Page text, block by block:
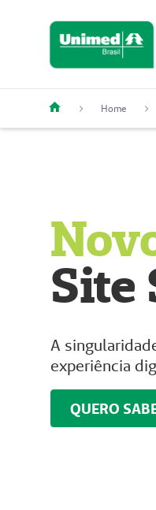
Home
Site
A
experiência
QUERO